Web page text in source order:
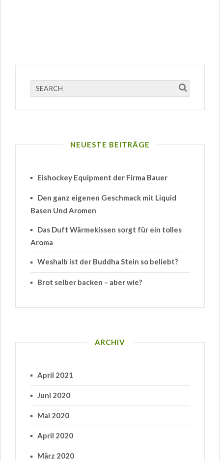
NEUESTE BEITRÄGE
Eishockey Equipment der Firma Bauer
Den ganz eigenen Geschmack mit Liquid
Basen Und Aromen
Das Duft Wärmekissen sorgt für ein tolles
Aroma
Weshalb ist der Buddha Stein so beliebt?
Brot selber backen – aber wie?
ARCHIV
April 2021
Juni 2020
Mai 2020
April 2020
März 2020